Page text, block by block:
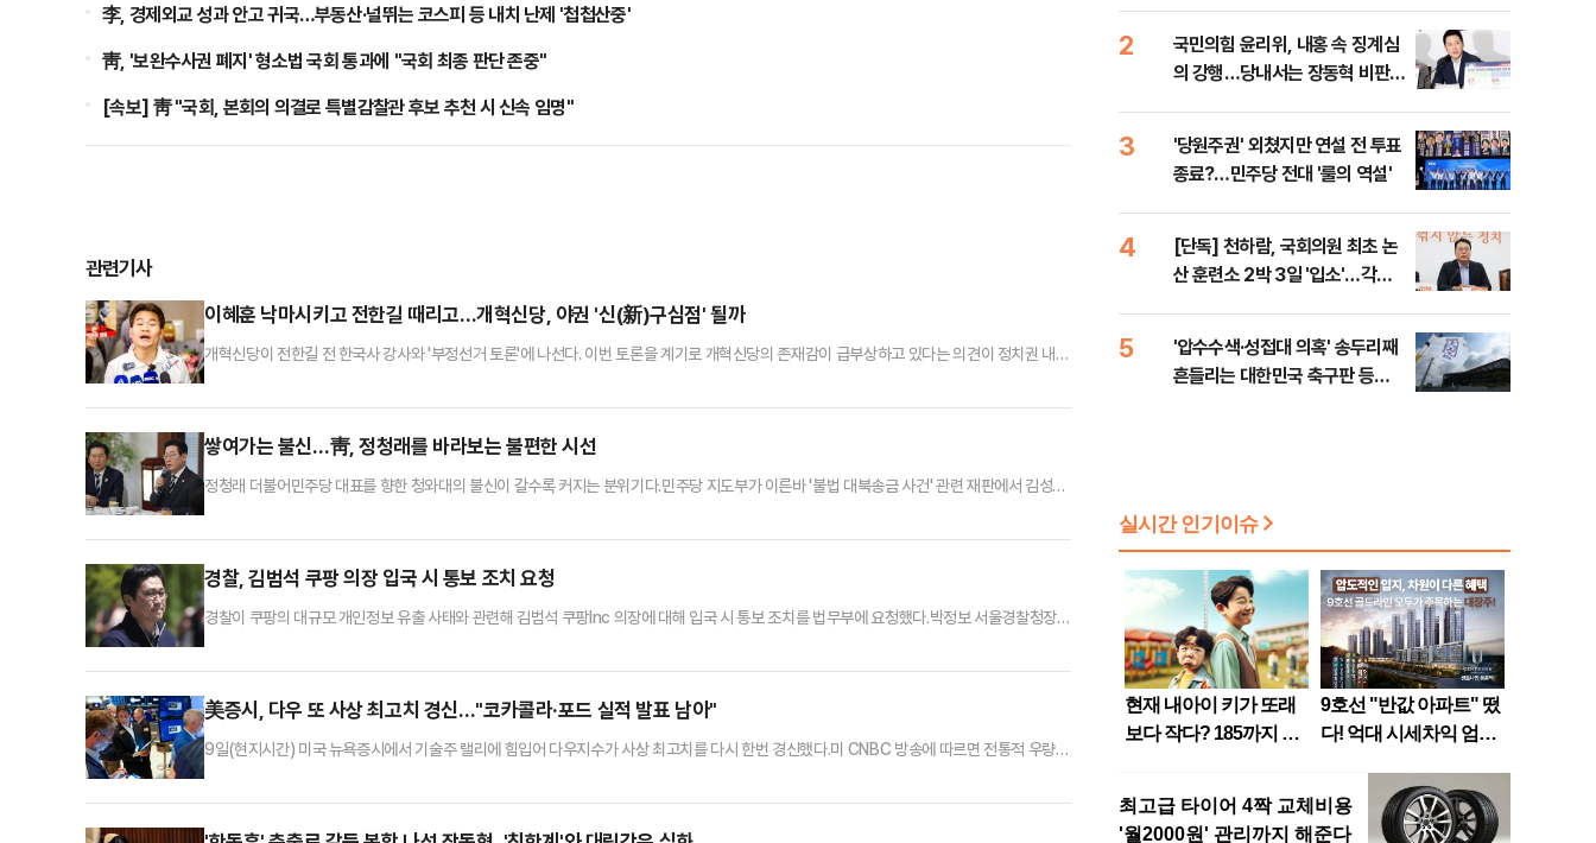
李, 경제외교 성과 안고 귀국…부동산·널뛰는 코스피 등 내치 난제 '첩첩산중'
靑, '보완수사권 폐지' 형소법 국회 통과에 "국회 최종 판단 존중"
[속보] 靑 "국회, 본회의 의결로 특별감찰관 후보 추천 시 신속 임명"
관련기사
이혜훈 낙마시키고 전한길 때리고…개혁신당, 야권 '신(新)구심점' 될까
개혁신당이 전한길 전 한국사 강사와 '부정선거 토론'에 나선다. 이번 토론을 계기로 개혁신당의 존재감이 급부상하고 있다는 의견이 정치권 내에
상하고 있다.9일 정치권에 따르면 이준석 개혁신당 대표는 한국사 강사 출신 보수 유튜버 전한길(본명 전유관)씨와 오는 25일 '부정선거'를 주제
쌓여가는 불신…靑, 정청래를 바라보는 불편한 시선
정청래 더불어민주당 대표를 향한 청와대의 불신이 갈수록 커지는 분위기다.민주당 지도부가 이른바 '불법 대북송금 사건' 관련 재판에서 김성태
천하고, 이 대통령이 강한 불쾌감을 드러낸 것으로 알려지면서, 당청 갈등은 정점을 찍는 모습이다.그동안 당청은 정 대표가 주도하고 있는 조국
경찰, 김범석 쿠팡 의장 입국 시 통보 조치 요청
경찰이 쿠팡의 대규모 개인정보 유출 사태와 관련해 김범석 쿠팡Inc 의장에 대해 입국 시 통보 조치를 법무부에 요청했다.박정보 서울경찰청장은
국내에 들어오면 바로 조사할 수 있도록 했다"고 밝혔다.조치 대상에는 김범석 의장도 포함됐다고 덧붙였다. 미국 국적인 김 의장은 최근 한국 국
美증시, 다우 또 사상 최고치 경신…"코카콜라·포드 실적 발표 남아"
9일(현지시간) 미국 뉴욕증시에서 기술주 랠리에 힘입어 다우지수가 사상 최고치를 다시 한번 경신했다.미 CNBC 방송에 따르면 전통적 우량주
드앤드푸어스(S&P) 500지수는 32.50포인트(0.47%) 상승한 6964.80에, 기술주 중심의 나스닥 종합지수는 207.46(0.90%)포인트 오
2
국민의힘 윤리위, 내홍 속 징계심
의 강행…당내서는 장동혁 비판
3
'당원주권' 외쳤지만 연설 전 투표
종료?…민주당 전대 '룰의 역설'
4
[단독] 천하람, 국회의원 최초 논
산 훈련소 2박 3일 '입소'…각개
5
'압수수색·성접대 의혹' 송두리째
흔들리는 대한민국 축구판 등